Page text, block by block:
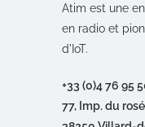
Atim est une
en radio et
d'IoT.
+33 (0)4 76 95
77, Imp. du